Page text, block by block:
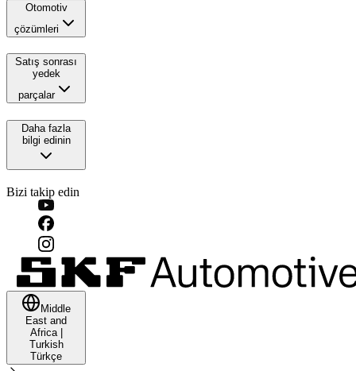
Otomotiv
çözümleri
Satış sonrası
yedek
parçalar
Daha fazla
bilgi edinin
Bizi takip edin
Middle
East and
Africa|
Turkish
Türkçe